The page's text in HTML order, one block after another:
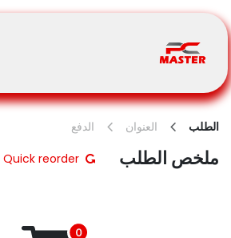
تخطي للذهاب إلى المحتوى
الطلب العنوان الدفع
ملخص الطلب Quick reorder